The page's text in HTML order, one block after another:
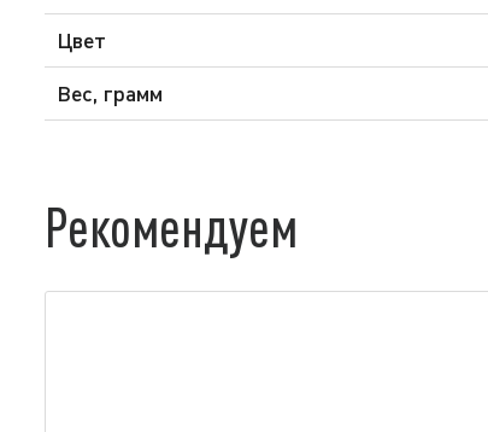
Цвет
Вес, грамм
Рекомендуем